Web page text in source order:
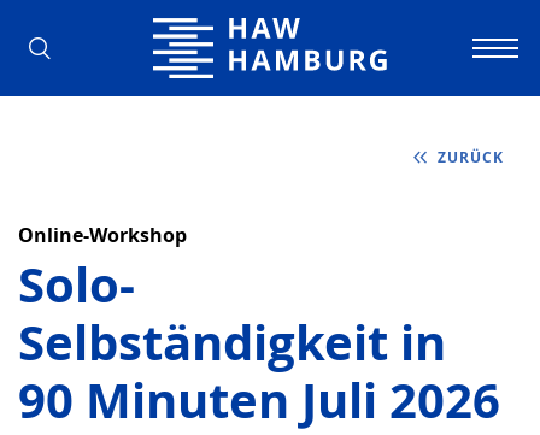
Hochschule für Angewandte
ZURÜCK
Online-Workshop
Solo-
Selbständigkeit in
90 Minuten Juli 2026